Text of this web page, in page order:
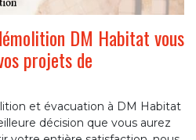
DM Habitat vous
projets de
et évacuation à DM Habitat
décision que vous aurez